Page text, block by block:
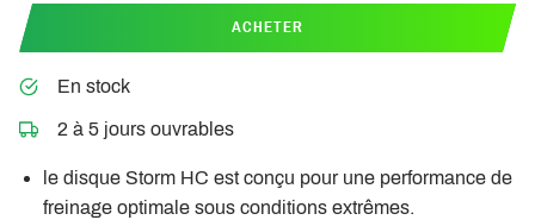
ACHETER
En stock
2 à 5 jours ouvrables
le disque Storm HC est conçu pour une performance de
freinage optimale sous conditions extrêmes.